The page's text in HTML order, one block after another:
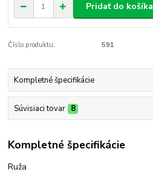
Pridať do košíka
Číslo produktu: 591
Kompletné špecifikácie
Súvisiaci tovar 8
Kompletné špecifikácie
Ruža